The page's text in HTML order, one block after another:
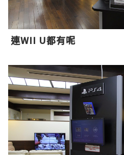
連WII U都有呢